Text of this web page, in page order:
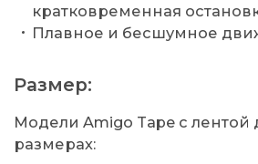
кратковременная
Плавное и бесшумное
Размер:
Модели Amigo Tape с лентой
размерах: